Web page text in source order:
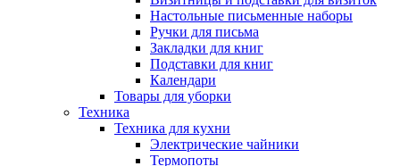
Настольные письменные наборы
Ручки для письма
Закладки для книг
Подставки для книг
Календари
Товары для уборки
Техника
Техника для кухни
Электрические чайники
Термопоты